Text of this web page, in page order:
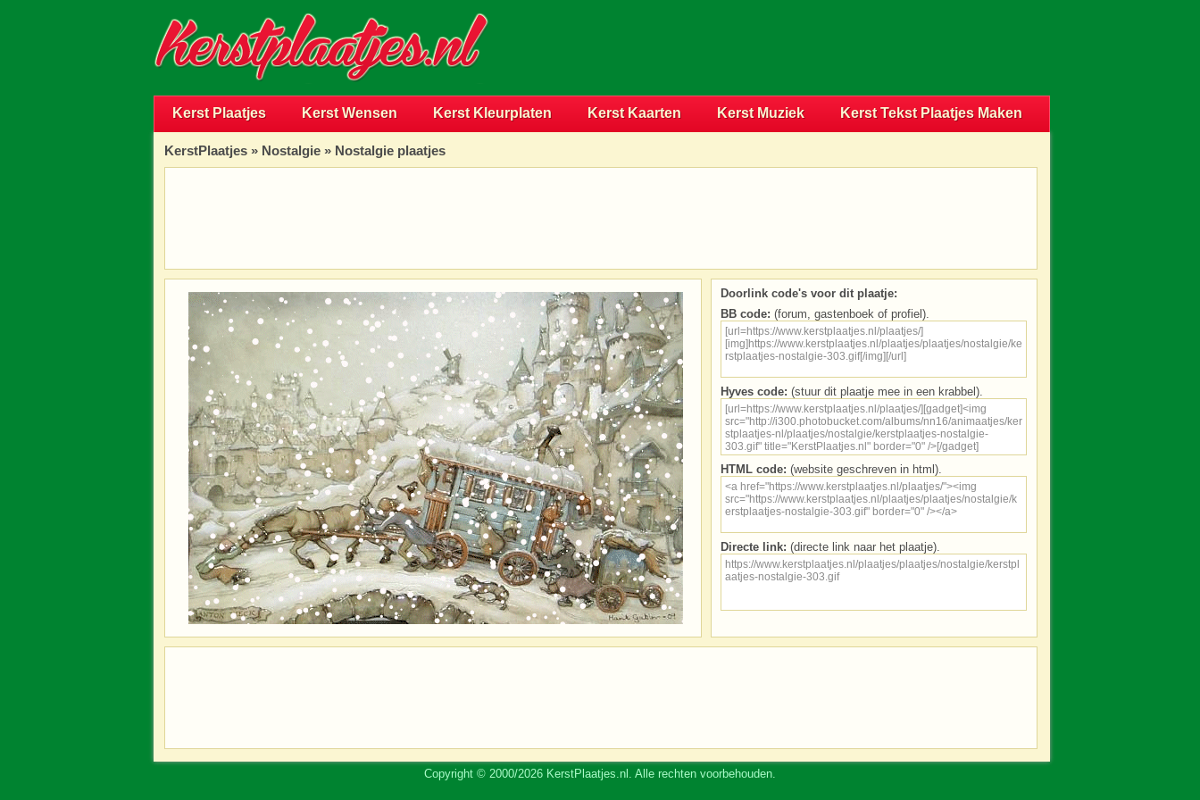
Kerst Plaatjes Kerst Wensen Kerst Kleurplaten Kerst Kaarten Kerst Muziek Kerst Tekst Plaatjes Maken
KerstPlaatjes » Nostalgie » Nostalgie plaatjes
Doorlink code's voor dit plaatje:
BB code: (forum, gastenboek of profiel).
Hyves code: (stuur dit plaatje mee in een krabbel).
HTML code: (website geschreven in html).
Directe link: (directe link naar het plaatje).
Copyright © 2000/2026 KerstPlaatjes.nl. Alle rechten voorbehouden.